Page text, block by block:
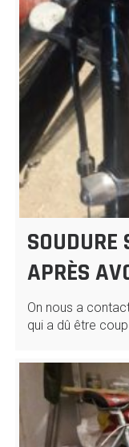
SOUDURE
APRÈS
On nous a
qui a dû être